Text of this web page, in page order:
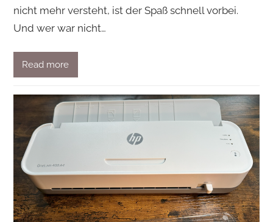
nicht mehr versteht, ist der Spaß schnell vorbei.
Und wer war nicht…
Read more